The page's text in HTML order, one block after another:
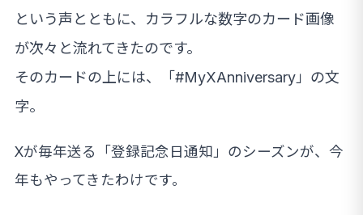
という声とともに、カラフルな数字のカード画像
が次々と流れてきたのです。
そのカードの上には、「#MyXAnniversary」の文
字。
Xが毎年送る「登録記念日通知」のシーズンが、今
年もやってきたわけです。